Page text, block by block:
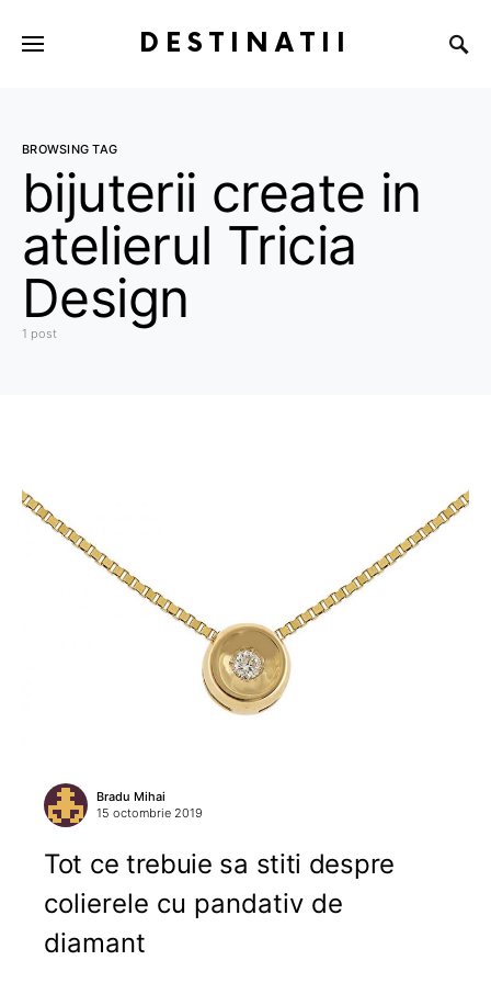
DESTINATII
BROWSING TAG
bijuterii create in
atelierul Tricia
Design
1 post
Bradu Mihai
15 octombrie 2019
Tot ce trebuie sa stiti despre
colierele cu pandativ de
diamant